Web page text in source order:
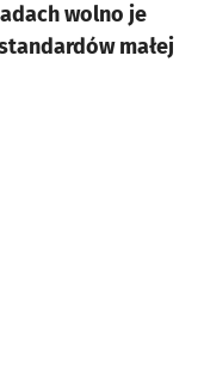
wolno je
małej